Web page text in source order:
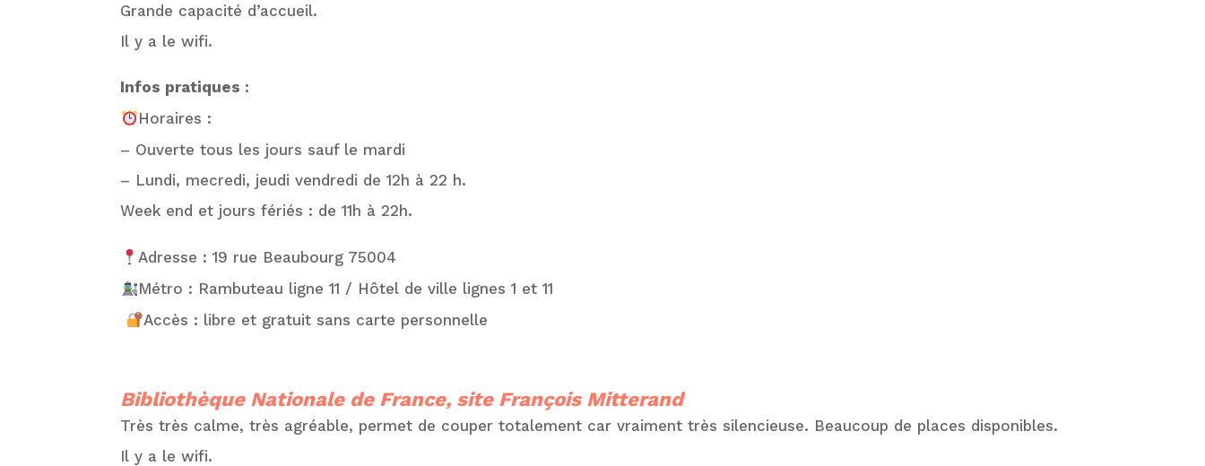
Grande capacité d’accueil.
Il y a le wifi.
Infos pratiques :
Horaires :
– Ouverte tous les jours sauf le mardi
– Lundi, mecredi, jeudi vendredi de 12h à 22 h.
Week end et jours fériés : de 11h à 22h.
Adresse : 19 rue Beaubourg 75004
Métro : Rambuteau ligne 11 / Hôtel de ville lignes 1 et 11
Accès : libre et gratuit sans carte personnelle
Bibliothèque Nationale de France, site François Mitterand
Très très calme, très agréable, permet de couper totalement car vraiment très silencieuse. Beaucoup de places disponibles.
Il y a le wifi.